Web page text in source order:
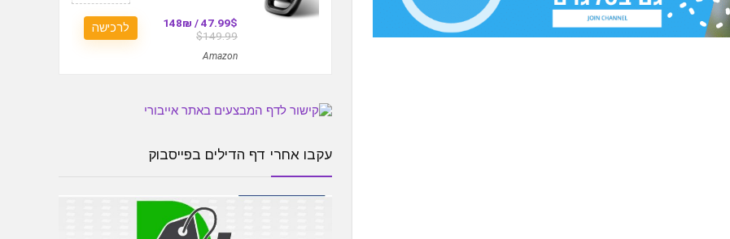
47.99$ / 148₪
$149.99
Amazon
לרכישה
עקבו אחרי דף הדילים בפייסבוק